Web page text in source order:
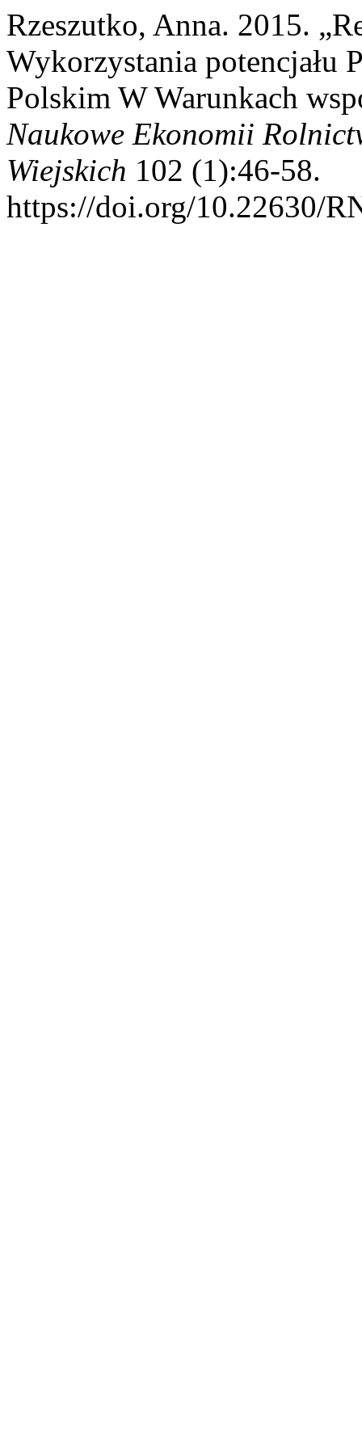
Rzeszutko, Anna. 2015.
Wykorzystania potencjału
Polskim W Warunkach
Naukowe Ekonomii
Wiejskich 102 (1):46-58.
https://doi.org/10.22630/